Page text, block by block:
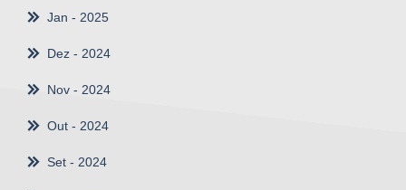
Jan - 2025
Dez - 2024
Nov - 2024
Out - 2024
Set - 2024